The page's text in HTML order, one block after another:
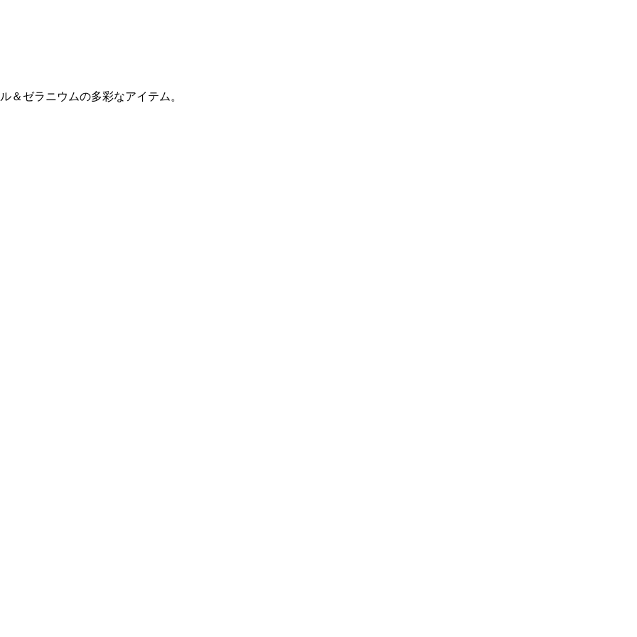
＆ゼラニウムの多彩なアイテム。